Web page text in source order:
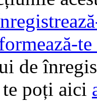
de
poți aici